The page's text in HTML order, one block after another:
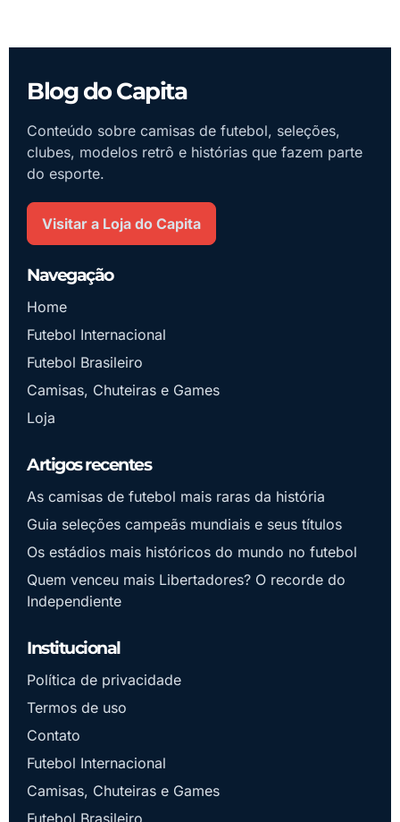
Blog do Capita
Conteúdo sobre camisas de futebol, seleções,
clubes, modelos retrô e histórias que fazem parte
do esporte.
Visitar a Loja do Capita
Navegação
Home
Futebol Internacional
Futebol Brasileiro
Camisas, Chuteiras e Games
Loja
Artigos recentes
As camisas de futebol mais raras da história
Guia seleções campeãs mundiais e seus títulos
Os estádios mais históricos do mundo no futebol
Quem venceu mais Libertadores? O recorde do
Independiente
Institucional
Política de privacidade
Termos de uso
Contato
Futebol Internacional
Camisas, Chuteiras e Games